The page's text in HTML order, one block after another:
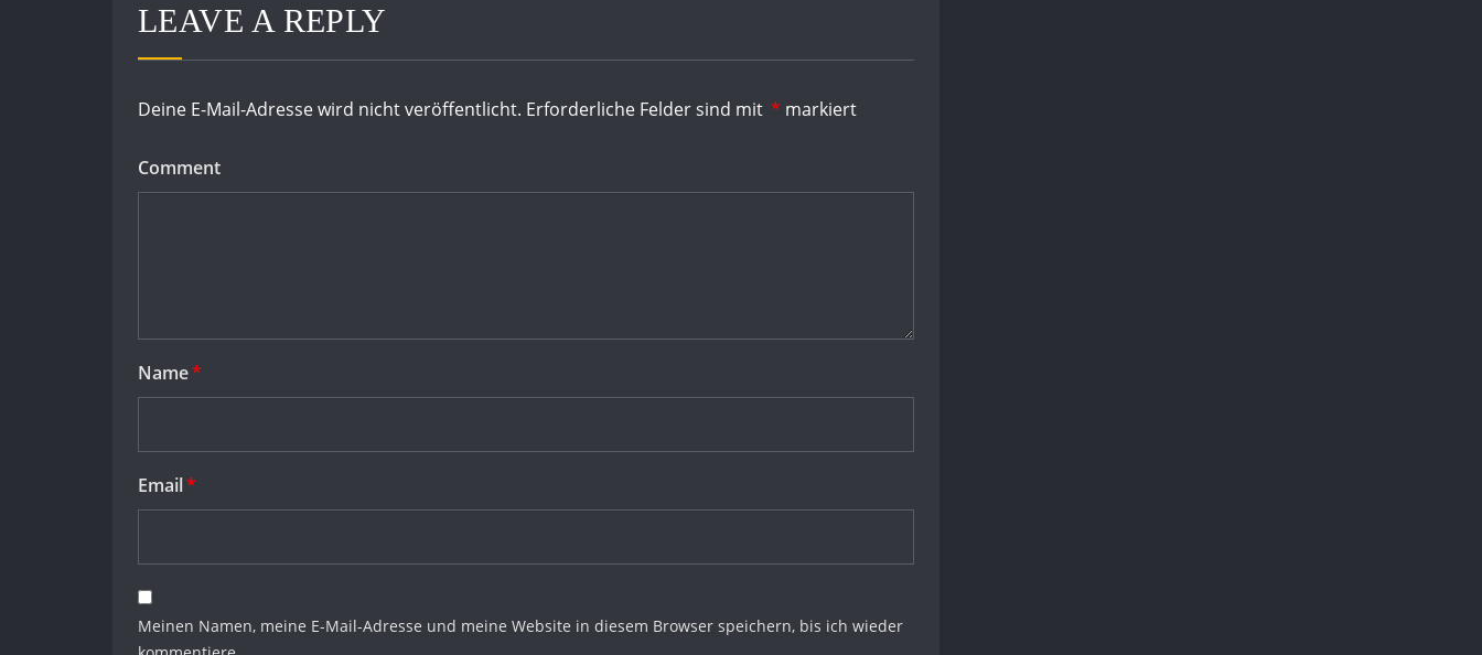
LEAVE A REPLY
Deine E-Mail-Adresse wird nicht veröffentlicht. Erforderliche Felder sind mit * markiert
Comment
Name*
Email*
Meinen Namen, meine E-Mail-Adresse und meine Website in diesem Browser speichern, bis ich wieder